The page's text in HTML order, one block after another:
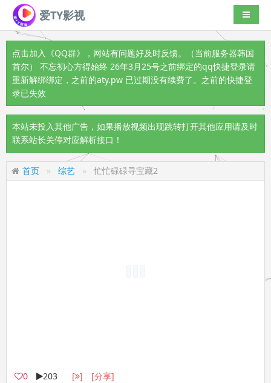
爱TY影视 导航切
点击加入《QQ群》
，网站有问题好及时反馈。（当前服务器韩国
首尔） 不忘初心方得始终 26年3月25号之前绑定的qq快捷登录请
重新解绑绑定，之前的aty.pw 已过期没有续费了。之前的快捷登
录已失效
本站未投入其他广告，如果播放视频出现跳转打开其他应用请及时
联系站长关停对应解析接口！
首页 综艺 忙忙碌碌寻宝藏2
0 203 [ ] [分享]